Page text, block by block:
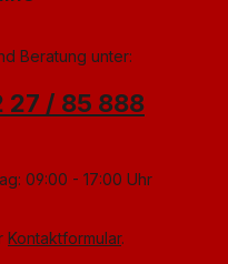
Beratung unter:
27 / 85 888
09:00 - 17:00 Uhr
Kontaktformular.